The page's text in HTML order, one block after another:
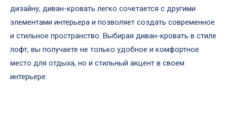
дизайну, диван-кровать легко сочетается с другими
элементами интерьера и позволяет создать современное
и стильное пространство. Выбирая диван-кровать в стиле
лофт, вы получаете не только удобное и комфортное
место для отдыха, но и стильный акцент в своем
интерьере.